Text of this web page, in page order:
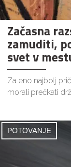
Začasna
zamuditi,
svet v
Za eno najbolj
morali prečkati
POTOVANJE